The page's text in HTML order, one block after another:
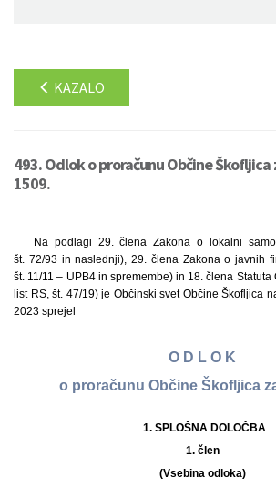
KAZALO
493. Odlok o proračunu Občine
1509.
Na podlagi 29. člena Zakona o lokalni
št. 72/93 in naslednji), 29. člena Zakona o javnih
št. 11/11 – UPB4 in spremembe) in 18. člena
list RS, št. 47/19) je Občinski svet Občine Škofljica
2023 sprejel
O D L O K
o proračunu Občine Škofljica
1. SPLOŠNA DOLOČBA
1. člen
(Vsebina odloka)